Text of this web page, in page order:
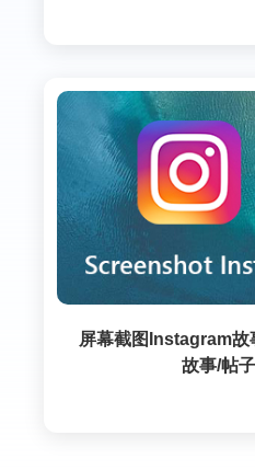
屏幕截图Instagram
故事/帖